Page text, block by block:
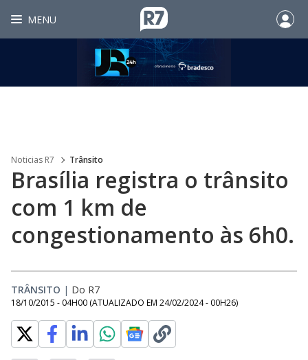
MENU
Noticias R7 Trânsito
Brasília registra o trânsito
com 1 km de
congestionamento às 6h0.
TRÂNSITO | Do R7
18/10/2015 - 04H00 (ATUALIZADO EM 24/02/2024 - 00H26)